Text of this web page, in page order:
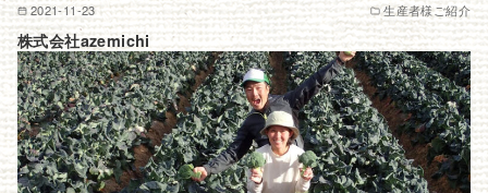
2021-11-23 生産者様ご紹介
株式会社azemichi